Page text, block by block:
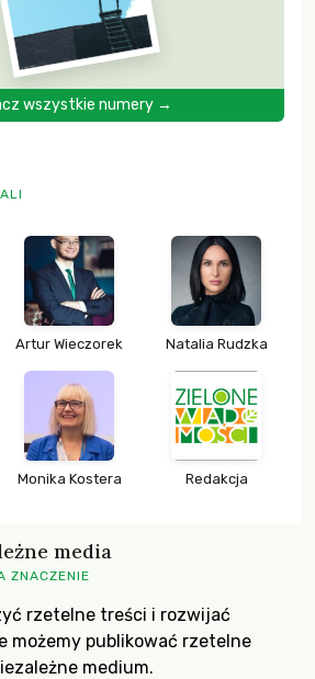
wszystkie numery →
Artur Wieczorek Natalia Rudzka
Monika Kostera Redakcja
media
ZNACZENIE
rzetelne treści i rozwijać
możemy publikować rzetelne
medium.